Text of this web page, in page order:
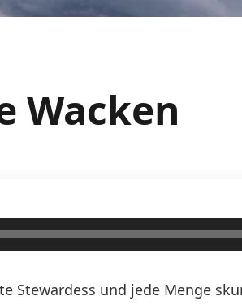
Wacken
Stewardess und jede Menge